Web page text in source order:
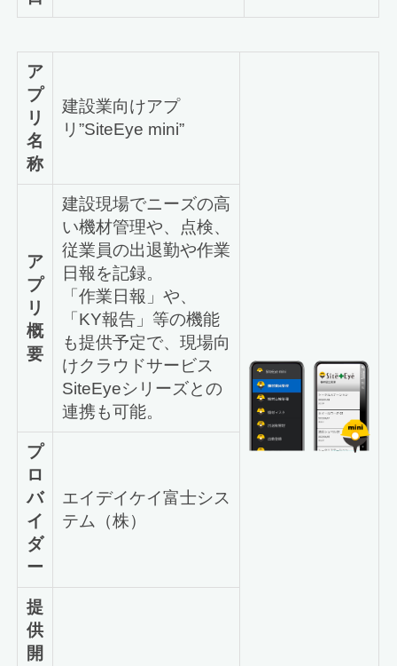
ア
プ
リ
名
称
建設業向けアプ
リ”SiteEye mini”
ア
プ
リ
概
要
建設現場でニーズの高
い機材管理や、点検、
従業員の出退勤や作業
日報を記録。
「作業日報」や、
「KY報告」等の機能
も提供予定で、現場向
けクラウドサービス
SiteEyeシリーズとの
連携も可能。
プ
ロ
バ
イ
ダ
ー
エイデイケイ富士シス
テム（株）
提
供
開